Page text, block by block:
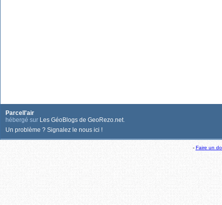
Parcell'air
hébergé sur Les GéoBlogs de GeoRezo.net.
Un problème ? Signalez le nous ici !
-Faire un